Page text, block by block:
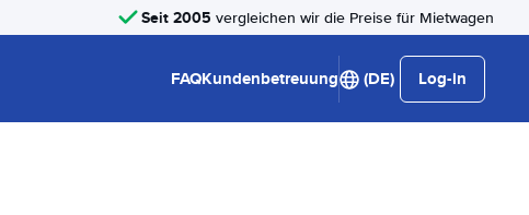
Seit 2005 vergleichen wir die Preise für Mietwagen
FAQKundenbetreuung (DE) Log-in